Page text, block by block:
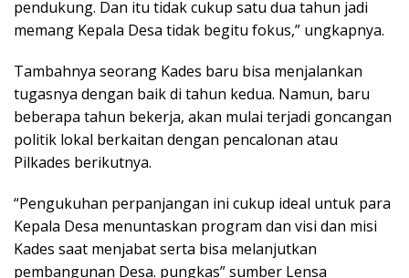
pendukung. Dan itu tidak cukup satu dua tahun jadi
memang Kepala Desa tidak begitu fokus,” ungkapnya.
Tambahnya seorang Kades baru bisa menjalankan
tugasnya dengan baik di tahun kedua. Namun, baru
beberapa tahun bekerja, akan mulai terjadi goncangan
politik lokal berkaitan dengan pencalonan atau
Pilkades berikutnya.
“Pengukuhan perpanjangan ini cukup ideal untuk para
Kepala Desa menuntaskan program dan visi dan misi
Kades saat menjabat serta bisa melanjutkan
pembangunan Desa. pungkas” sumber Lensa